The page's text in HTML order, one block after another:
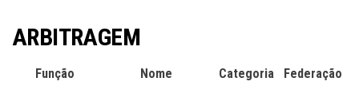
ARBITRAGEM
Função Nome Categoria Federação